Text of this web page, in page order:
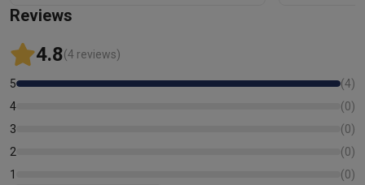
Reviews
4.8(4 reviews)
5 (4)
4
(0)
3
(0)
2
(0)
1
(0)